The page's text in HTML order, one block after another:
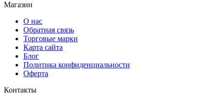
Магазин
О нас
Обратная связь
Торговые марки
Карта сайта
Блог
Политика конфиденциальности
Оферта
Контакты